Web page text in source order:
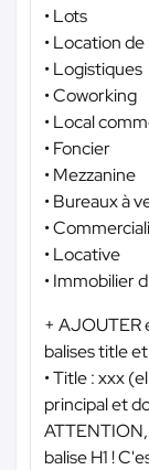
• Lots
• Location
• Logistiques
• Coworking
• Local
• Foncier
• Mezzanine
• Bureaux à
•
• Locative
• Immobilier
+ AJOUTER
balises title
• Title : xxx
principal et
balise H1 !